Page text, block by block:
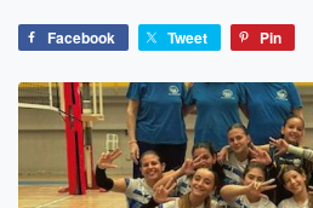
Facebook Tweet Pin